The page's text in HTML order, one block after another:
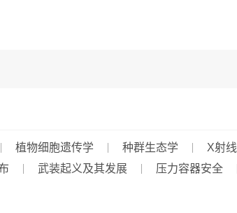
植物细胞遗传学 种群生态学
X射线
武装起义及其发展
压力容器安全